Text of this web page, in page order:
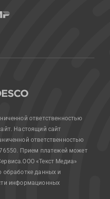
ответственностью
Настоящий сайт
ответственностью
Прием платежей может
ООО «Текст Медиа»
обработке данных и
информационных